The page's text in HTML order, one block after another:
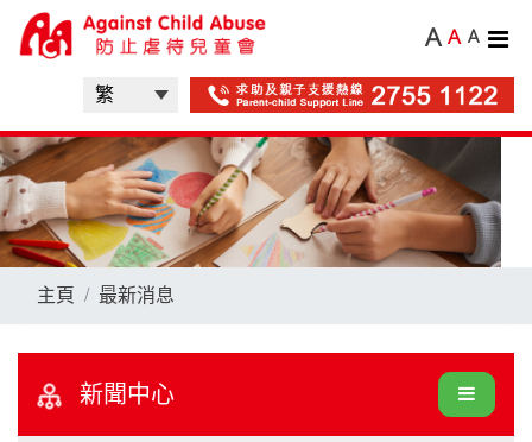
A A A
主頁 最新消息
新聞中心